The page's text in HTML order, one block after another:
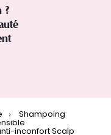
?
Shampoing
inconfort Scalp